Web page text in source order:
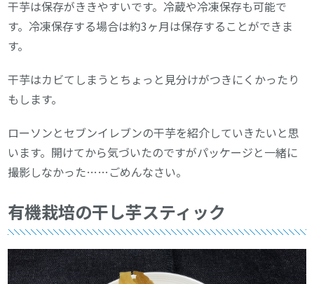
干芋は保存がききやすいです。冷蔵や冷凍保存も可能で
す。冷凍保存する場合は約3ヶ月は保存することができま
す。
干芋はカビてしまうとちょっと見分けがつきにくかったり
もします。
ローソンとセブンイレブンの干芋を紹介していきたいと思
います。開けてから気づいたのですがパッケージと一緒に
撮影しなかった……ごめんなさい。
有機栽培の干し芋スティック